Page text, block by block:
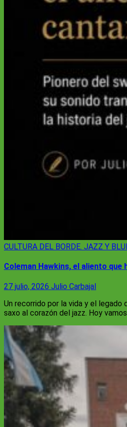
CULTURA DEL BORDE. JAZZ Y
Coleman Hawkins, el aliento
27 julio, 2026 Julio Carbajal
Un recorrido por la vida y el legado
saxo al corazón del jazz. Hoy